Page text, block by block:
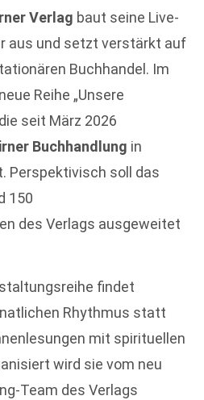
Verlag baut seine Live-
aus und setzt verstärkt auf
Buchhandel. Im
Reihe „Unsere
seit März 2026
Buchhandlung in
Perspektivisch soll das
150
des Verlags ausgeweitet
findet
Rhythmus statt
mit spirituellen
wird sie vom neu
Team des Verlags